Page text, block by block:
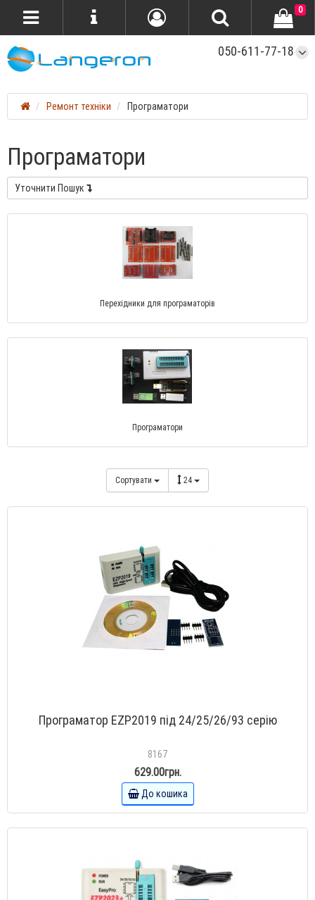
050-611-77-18
0
Ремонт техніки Програматори
Програматори
Уточнити Пошук
Перехідники для програматорів
Програматори
Сортувати 24
Програматор EZP2019 під 24/25/26/93 серію
8167
629.00грн.
До кошика